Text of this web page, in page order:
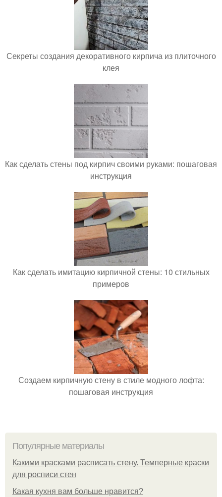
Секреты создания декоративного кирпича из плиточного
клея
Как сделать стены под кирпич своими руками: пошаговая
инструкция
Как сделать имитацию кирпичной стены: 10 стильных
примеров
Создаем кирпичную стену в стиле модного лофта:
пошаговая инструкция
Популярные материалы
Какими красками расписать стену. Темперные краски
для росписи стен
Какая кухня вам больше нравится?